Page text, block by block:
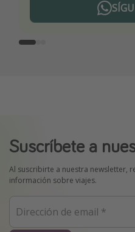
Suscríbete a
Al suscribirte a nuestra newsletter,
información sobre viajes.